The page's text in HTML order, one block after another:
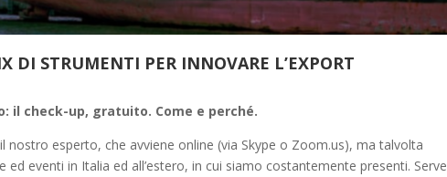
DI STRUMENTI PER INNOVARE L’EXPORT
il check-up, gratuito. Come e perché.
il nostro esperto, che avviene online (via Skype o Zoom.us), ma talvolta
ed eventi in Italia ed all’estero, in cui siamo costantemente presenti. Serve